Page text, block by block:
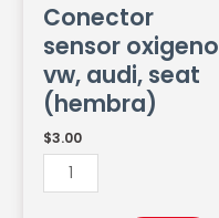
Conector
sensor oxigeno
vw, audi, seat
(hembra)
$3.00
seat
(hembra)
cantidad